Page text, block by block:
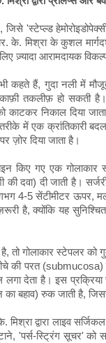
'स्टेप्ल्ड
के. मिश्रा के कुशल
आरामदायक
भी कहते हैं, गुदा नली में
तकलीफ़ हो सकती
काटकर निकाल दिया
में एक क्रांतिकारी
ज़ोर दिया जाता है।
किए गए एक गोलाकार
की दवा) दी जाती है।
4-5 सेंटीमीटर ऊपर,
है, क्योंकि यह
तो गोलाकार स्टेपलर को
परत (submucosa)
देता है। इस प्रक्रिया
बहाव) रुक जाती है,
मिश्रा द्वारा लाइव
'पर्स-स्ट्रिंग सूचर'